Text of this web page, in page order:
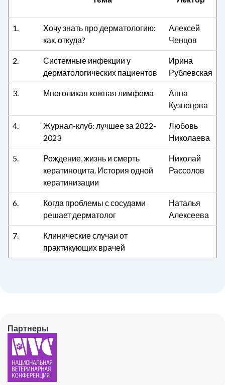
1.
Хочу знать про дерматологию:
как, откуда?
Алексей
Ченцов
2.
Системные инфекции у
дерматологических пациентов
Ирина
Рублевская
3. Многоликая кожная лимфома
Анна
Кузнецова
4.
Журнал-клуб: лучшее за 2022-
2023
Любовь
Николаева
5.
Рождение, жизнь и смерть
кератиноцита. История одной
кератинизации
Николай
Рассолов
6.
Когда проблемы с сосудами
решает дерматолог
Наталья
Алексеева
7.
Клинические случаи от
практикующих врачей
Партнеры